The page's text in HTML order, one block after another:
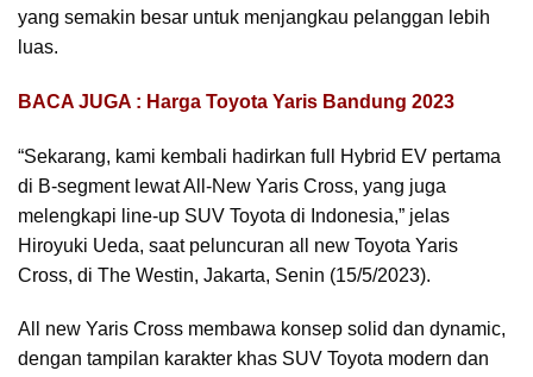
yang semakin besar untuk menjangkau pelanggan lebih
luas.
BACA JUGA : Harga Toyota Yaris Bandung 2023
“Sekarang, kami kembali hadirkan full Hybrid EV pertama
di B-segment lewat All-New Yaris Cross, yang juga
melengkapi line-up SUV Toyota di Indonesia,” jelas
Hiroyuki Ueda, saat peluncuran all new Toyota Yaris
Cross, di The Westin, Jakarta, Senin (15/5/2023).
All new Yaris Cross membawa konsep solid dan dynamic,
dengan tampilan karakter khas SUV Toyota modern dan